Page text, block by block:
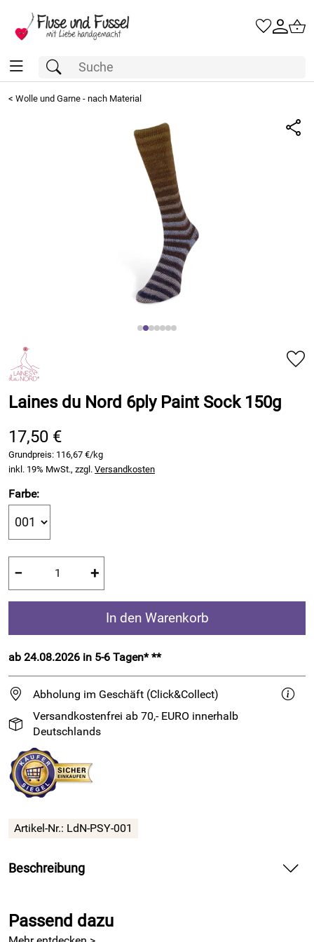
< Wolle und Garne - nach Material
Laines du Nord 6ply Paint Sock 150g
17,50 €
Grundpreis: 116,67 €/kg
inkl. 19% MwSt., zzgl. Versandkosten
Farbe:
− +
In den Warenkorb
ab 24.08.2026 in 5-6 Tagen* **
Abholung im Geschäft (Click&Collect)
Versandkostenfrei ab 70,- EURO innerhalb
Deutschlands
Artikel-Nr.: LdN-PSY-001
Beschreibung
6ply Paint Sock vonLaines du Nord
Passend dazu